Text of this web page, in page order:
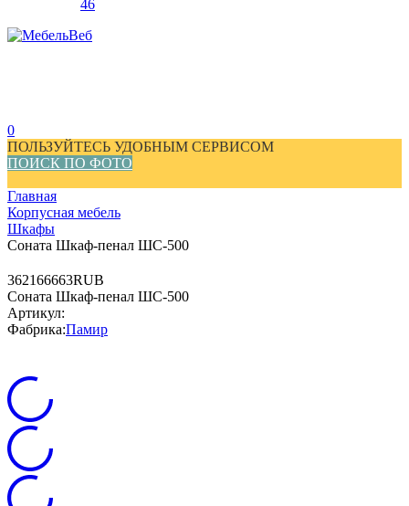
46
0
ПОЛЬЗУЙТЕСЬ УДОБНЫМ СЕРВИСОМ
ПОИСК ПО ФОТО
Главная
Корпусная мебель
Шкафы
Соната Шкаф-пенал ШС-500
362166663RUB
Соната Шкаф-пенал ШС-500
Артикул:
Фабрика:Памир